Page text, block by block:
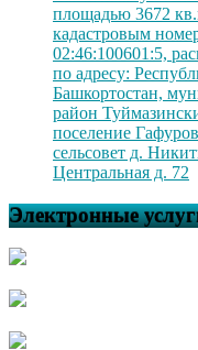
площадью 3672
кадастровым
02:46:100601:5,
по адресу:
Башкортостан,
район
поселение
сельсовет д.
Центральная д. 72
Электронные